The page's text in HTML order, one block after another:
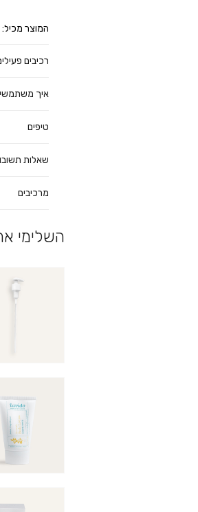
המוצר מכיל: 400 מ”ל
רכיבים
איך
טיפים
שאלות
מרכיבים
השלימי